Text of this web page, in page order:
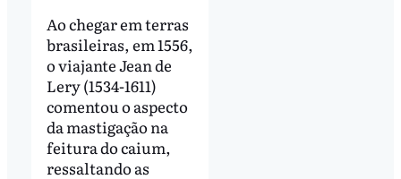
Ao chegar em terras
brasileiras, em 1556,
o viajante Jean de
Lery (1534-1611)
comentou o aspecto
da mastigação na
feitura do caium,
ressaltando as